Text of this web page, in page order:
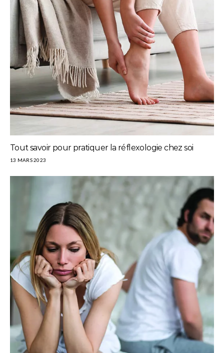
Tout savoir pour pratiquer la réflexologie chez soi
13 MARS 2023